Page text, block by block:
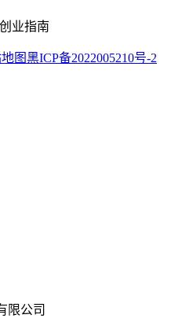
业指南
图黑ICP备2022005210号-2
限公司